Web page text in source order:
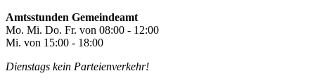
Amtsstunden Gemeindeamt
Mo. Mi. Do. Fr. von 08:00 - 12:00
Mi. von 15:00 - 18:00
Dienstags kein Parteienverkehr!